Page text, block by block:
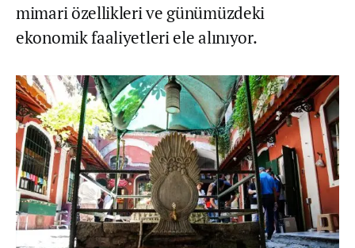
mimari özellikleri ve günümüzdeki
ekonomik faaliyetleri ele alınıyor.